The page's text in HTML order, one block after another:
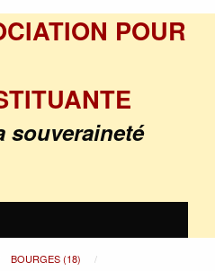
POUR
souveraineté
BOURGES (18)